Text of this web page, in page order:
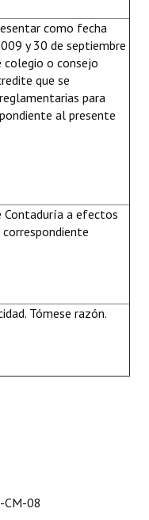
como fecha
y 30 de septiembre
colegio o consejo
que se
para
al presente
Contaduría a efectos
Tómese razón.
CM-08